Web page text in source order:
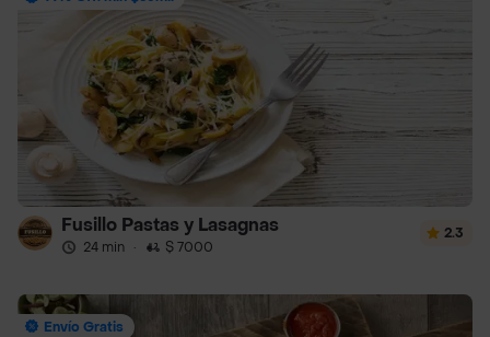
Fusillo Pastas y Lasagnas
24 min · $ 7000
2.3
Envío Gratis